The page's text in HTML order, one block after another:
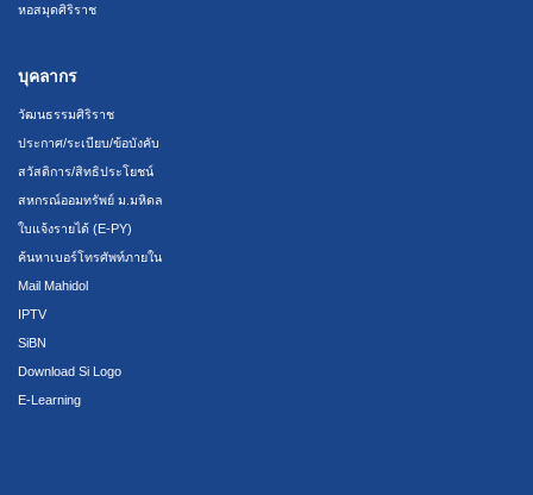
หอสมุดศิริราช
บุคลากร
วัฒนธรรมศิริราช
ประกาศ/ระเบียบ/ข้อบังคับ
สวัสดิการ/สิทธิประโยชน์
สหกรณ์ออมทรัพย์ ม.มหิดล
ใบแจ้งรายได้ (E-PY)
ค้นหาเบอร์โทรศัพท์ภายใน
Mail Mahidol
IPTV
SiBN
Download Si Logo
E-Learning